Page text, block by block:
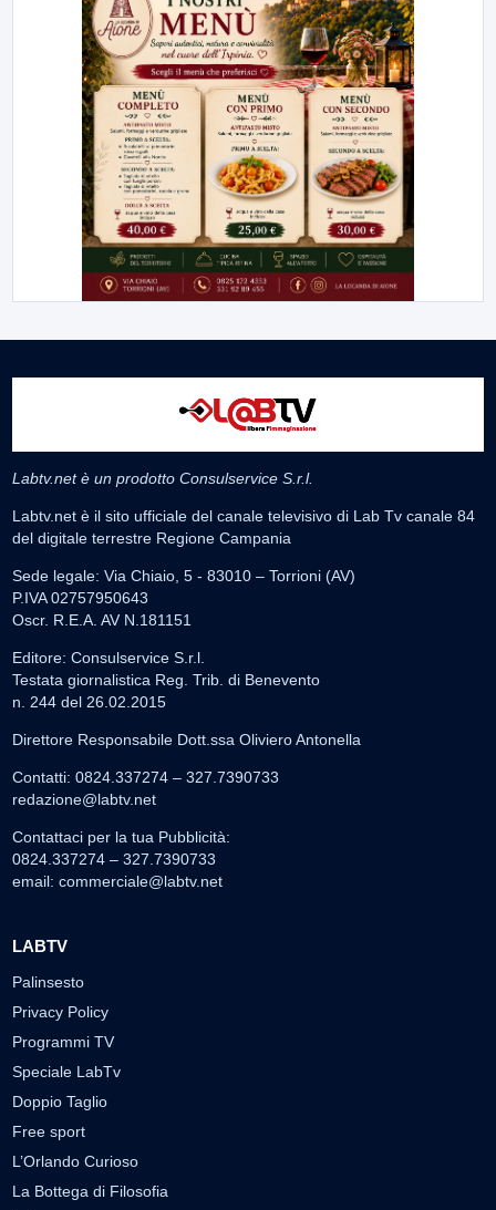
Labtv.net è un prodotto Consulservice S.r.l.
Labtv.net è il sito ufficiale del canale televisivo di Lab Tv canale 84
del digitale terrestre Regione Campania
Sede legale: Via Chiaio, 5 - 83010 – Torrioni (AV)
P.IVA 02757950643
Oscr. R.E.A. AV N.181151
Editore: Consulservice S.r.l.
Testata giornalistica Reg. Trib. di Benevento
n. 244 del 26.02.2015
Direttore Responsabile Dott.ssa Oliviero Antonella
Contatti: 0824.337274 – 327.7390733
redazione@labtv.net
Contattaci per la tua Pubblicità:
0824.337274 – 327.7390733
email: commerciale@labtv.net
LABTV
Palinsesto
Privacy Policy
Programmi TV
Speciale LabTv
Doppio Taglio
Free sport
L’Orlando Curioso
La Bottega di Filosofia